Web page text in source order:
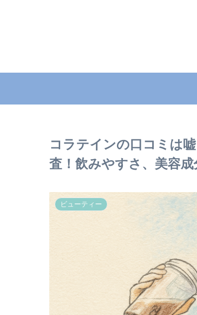
コラテインの口コミは
査！飲みやすさ、美容
ビューティー